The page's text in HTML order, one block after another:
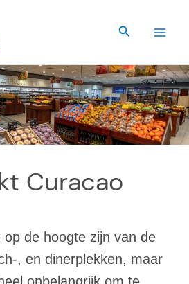
Zoeken
Curacao
op de hoogte zijn van de
, en dinerplekken, maar